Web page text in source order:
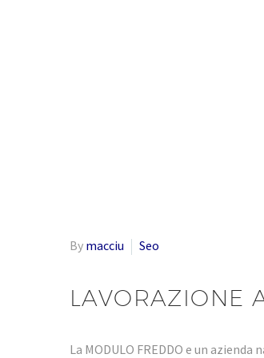
By macciu Seo
LAVORAZIONE
La MODULO FREDDO e un